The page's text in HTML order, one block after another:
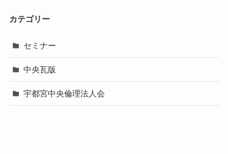
カテゴリー
セミナー
中央瓦版
宇都宮中央倫理法人会